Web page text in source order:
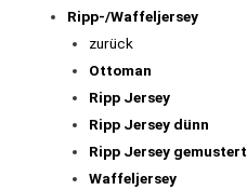
Ripp-/Waffeljersey
zurück
Ottoman
Ripp Jersey
Ripp Jersey dünn
Ripp Jersey gemustert
Waffeljersey